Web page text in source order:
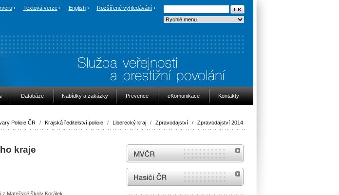
Textová verze English Rozšířené vyhledávání
Databáze Nabídky a zakázky Prevence eKomunikace Kontakty
Policie ČR / Krajská ředitelství policie / Liberecký kraj / Zpravodajství / Zpravodajství 2014
kraje
z Mateřské školy Korálek.
MVČR
internetové stránky Hasiči ČR